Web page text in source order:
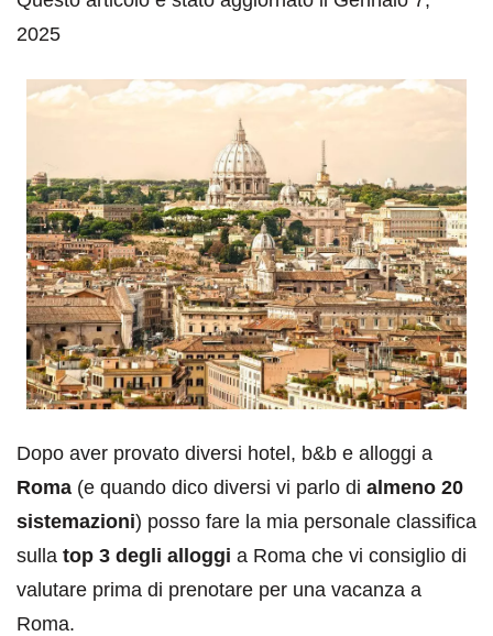
2025
Dopo aver provato diversi hotel, b&b e alloggi a
Roma (e quando dico diversi vi parlo di almeno 20
sistemazioni) posso fare la mia personale classifica
sulla top 3 degli alloggi a Roma che vi consiglio di
valutare prima di prenotare per una vacanza a
Roma.